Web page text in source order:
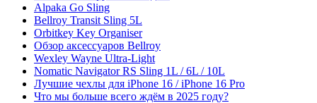
Alpaka Go Sling
Bellroy Transit Sling 5L
Orbitkey Key Organiser
Обзор аксессуаров Bellroy
Wexley Wayne Ultra-Light
Nomatic Navigator RS Sling 1L / 6L / 10L
Лучшие чехлы для iPhone 16 / iPhone 16 Pro
Что мы больше всего ждём в 2025 году?